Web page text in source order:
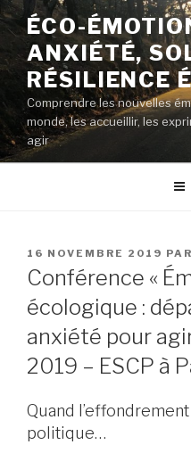
Aller
au
contenu
principal
ÉCO-
ANXIÉTÉ,
RÉSILIENCE
Comprendre les nouvelles
monde, les accueillir, les
agir
PUBLIÉ
LE
16 NOVEMBRE 2019 PAR
Conférence «
écologique :
anxiété pour
2019 – ESCP à
Quand
politique…